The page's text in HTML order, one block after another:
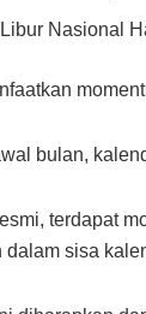
Nasional
bulan,
terdapat
dalam sisa